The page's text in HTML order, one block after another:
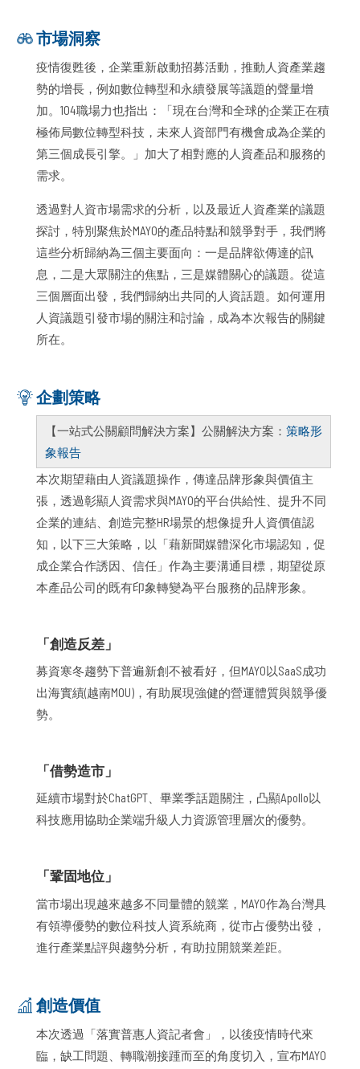
市場洞察
疫情復甦後，企業重新啟動招募活動，推動人資產業趨
勢的增長，例如數位轉型和永續發展等議題的聲量增
加。104職場力也指出：「現在台灣和全球的企業正在積
極佈局數位轉型科技，未來人資部門有機會成為企業的
第三個成長引擎。」加大了相對應的人資產品和服務的
需求。
透過對人資市場需求的分析，以及最近人資產業的議題
探討，特別聚焦於MAYO的產品特點和競爭對手，我們將
這些分析歸納為三個主要面向：一是品牌欲傳達的訊
息，二是大眾關注的焦點，三是媒體關心的議題。從這
三個層面出發，我們歸納出共同的人資話題。如何運用
人資議題引發市場的關注和討論，成為本次報告的關鍵
所在。
企劃策略
【一站式公關顧問解決方案】公關解決方案： 策略形
象報告
本次期望藉由人資議題操作，傳達品牌形象與價值主
張，透過彰顯人資需求與MAYO的平台供給性、提升不同
企業的連結、創造完整HR場景的想像提升人資價值認
知，以下三大策略，以「藉新聞媒體深化市場認知，促
成企業合作誘因、信任」作為主要溝通目標，期望從原
本產品公司的既有印象轉變為平台服務的品牌形象。
「創造反差」
募資寒冬趨勢下普遍新創不被看好，但MAYO以SaaS成功
出海實績(越南MOU)，有助展現強健的營運體質與競爭優
勢。
「借勢造市」
延續市場對於ChatGPT、畢業季話題關注，凸顯Apollo以
科技應用協助企業端升級人力資源管理層次的優勢。
「鞏固地位」
當市場出現越來越多不同量體的競業，MAYO作為台灣具
有領導優勢的數位科技人資系統商，從市占優勢出發，
進行產業點評與趨勢分析，有助拉開競業差距。
創造價值
本次透過「落實普惠人資記者會」，以後疫情時代來
臨，缺工問題、轉職潮接踵而至的角度切入，宣布MAYO